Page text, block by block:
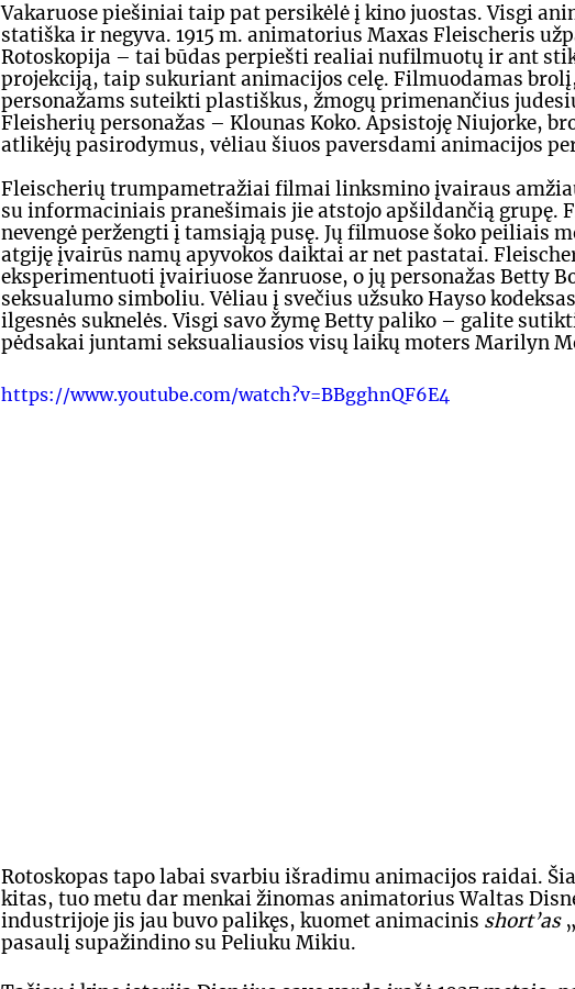
Vakaruose piešiniai taip pat persikėlė į kino juostas. Visgi
statiška ir negyva. 1915 m. animatorius Maxas Fleischeris
Rotoskopija – tai būdas perpiešti realiai nufilmuotų ir ant
projekciją, taip sukuriant animacijos celę. Filmuodamas
personažams suteikti plastiškus, žmogų primenančius
Fleisherių personažas – Klounas Koko. Apsistoję Niujorke,
atlikėjų pasirodymus, vėliau šiuos paversdami animacijos
Fleischerių trumpametražiai filmai linksmino įvairaus
su informaciniais pranešimais jie atstojo apšildančią grupę.
nevengė peržengti į tamsiąją pusę. Jų filmuose šoko peiliais
atgiję įvairūs namų apyvokos daiktai ar net pastatai.
eksperimentuoti įvairiuose žanruose, o jų personažas Betty
seksualumo simboliu. Vėliau į svečius užsuko Hayso
ilgesnės suknelės. Visgi savo žymę Betty paliko – galite
pėdsakai juntami seksualiausios visų laikų moters Marilyn
https://www.youtube.com/watch?v=BBgghnQF6E4
Rotoskopas tapo labai svarbiu išradimu animacijos raidai.
kitas, tuo metu dar menkai žinomas animatorius Waltas
industrijoje jis jau buvo palikęs, kuomet animacinis short’as
pasaulį supažindino su Peliuku Mikiu.